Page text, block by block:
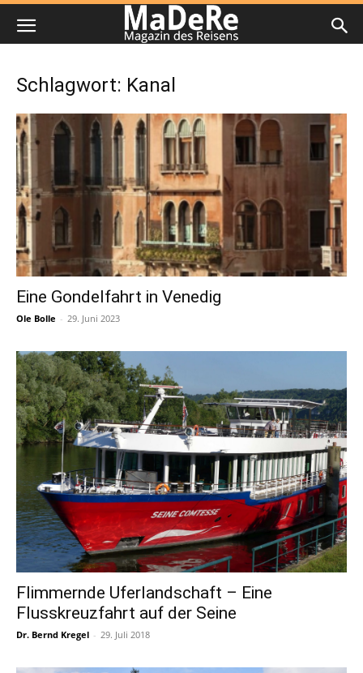
Schlagwort: Kanal
Eine Gondelfahrt in Venedig
Ole Bolle - 29. Juni 2023
Flimmernde Uferlandschaft – Eine
Flusskreuzfahrt auf der Seine
Dr. Bernd Kregel - 29. Juli 2018